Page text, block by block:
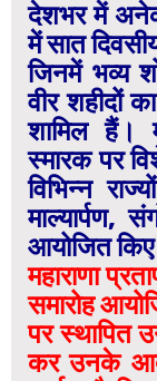
देशभर में
में सात
जिनमें भव्य
वीर शहीदों
शामिल हैं।
स्मारक पर
विभिन्न
माल्यार्पण,
आयोजित
महाराणा
समारोह
पर स्थापित
कर उनके